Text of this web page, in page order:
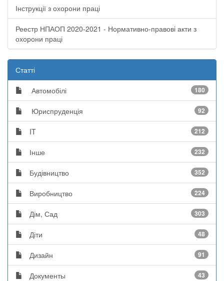
Інструкції з охорони праці
Реестр НПАОП 2020-2021 - Нормативно-правові акти з
охорони праці
Статті
Автомобілі 180
Юриспруденція 92
IT 212
Інше 232
Будівництво 352
Виробництво 224
Дім, Сад 303
Діти 48
Дизайн 91
Документы 43